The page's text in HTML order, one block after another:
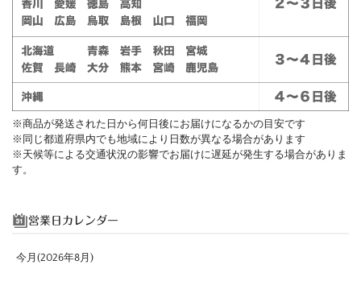
※商品が発送された日から何日後にお届けになるかの目安です
※同じ都道府県内でも地域により日数が異なる場合があります
※天候等による交通状況の影響でお届けに遅延が発生する場合がありま
す。
営業日カレンダー
今月(2026年8月)